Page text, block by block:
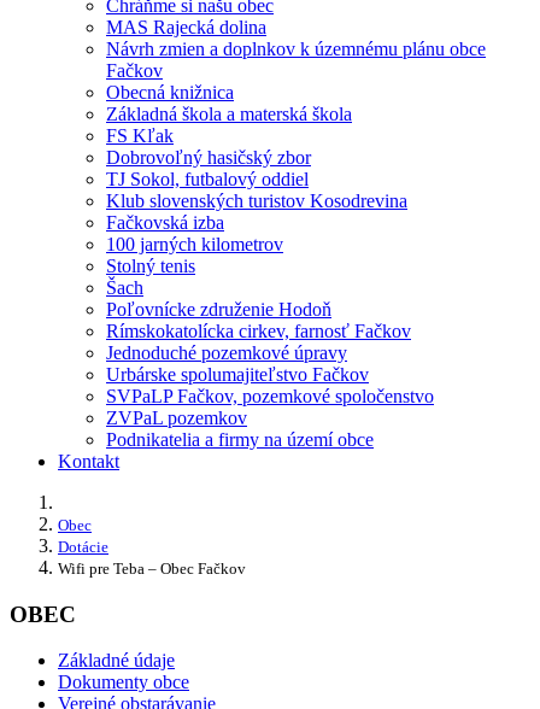
Chráňme si našu obec
MAS Rajecká dolina
Návrh zmien a doplnkov k územnému plánu obce
Fačkov
Obecná knižnica
Základná škola a materská škola
FS Kľak
Dobrovoľný hasičský zbor
TJ Sokol, futbalový oddiel
Klub slovenských turistov Kosodrevina
Fačkovská izba
100 jarných kilometrov
Stolný tenis
Šach
Poľovnícke združenie Hodoň
Rímskokatolícka cirkev, farnosť Fačkov
Jednoduché pozemkové úpravy
Urbárske spolumajiteľstvo Fačkov
SVPaLP Fačkov, pozemkové spoločenstvo
ZVPaL pozemkov
Podnikatelia a firmy na území obce
Kontakt
Obec
Dotácie
Wifi pre Teba – Obec Fačkov
OBEC
Základné údaje
Dokumenty obce
Verejné obstarávanie